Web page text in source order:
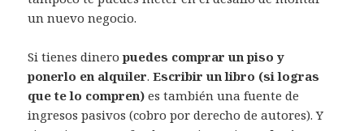
un nuevo negocio.
Si tienes dineropuedes comprar un piso y
ponerlo en alquiler.Escribir un libro (si logras
que te lo compren) es también una fuente de
ingresos pasivos (cobro por derecho de autores). Y